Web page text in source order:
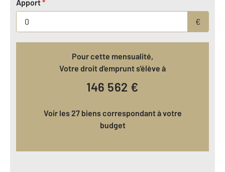
Apport*
€
Pour cette mensualité,
Votre droit d'emprunt s'élève à
146 562 €
Voir les 27 biens correspondant à votre
budget